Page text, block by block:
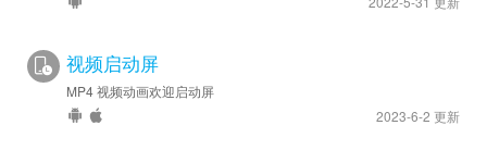
视频启动屏
MP4 视频动画欢迎启动屏
2023-6-2 更新